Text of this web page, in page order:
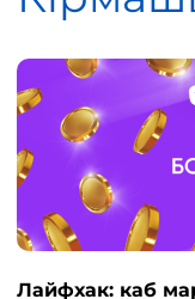
Лайфхак: каб